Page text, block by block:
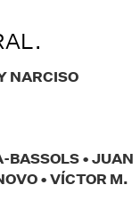
NARCISO
BASSOLS • JUAN
• VÍCTOR M.